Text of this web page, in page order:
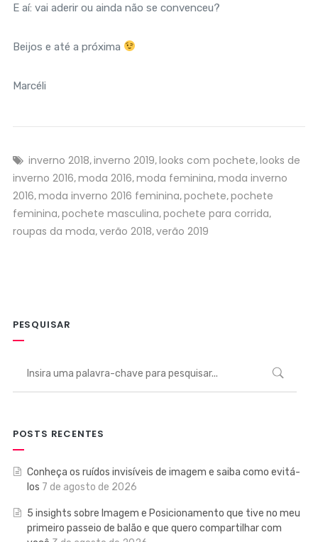
E aí: vai aderir ou ainda não se convenceu?
Beijos e até a próxima
Marcéli
inverno 2018,inverno 2019,looks com pochete,looks de
inverno 2016,moda 2016,moda feminina,moda inverno
2016,moda inverno 2016 feminina,pochete,pochete
feminina,pochete masculina,pochete para corrida,
roupas da moda,verão 2018,verão 2019
PESQUISAR
POSTS RECENTES
Conheça os ruídos invisíveis de imagem e saiba como evitá-
los 7 de agosto de 2026
5 insights sobre Imagem e Posicionamento que tive no meu
primeiro passeio de balão e que quero compartilhar com